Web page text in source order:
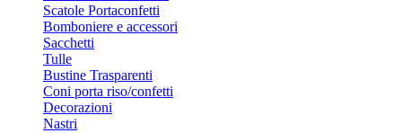
Scatole Portaconfetti
Bomboniere e accessori
Sacchetti
Tulle
Bustine Trasparenti
Coni porta riso/confetti
Decorazioni
Nastri